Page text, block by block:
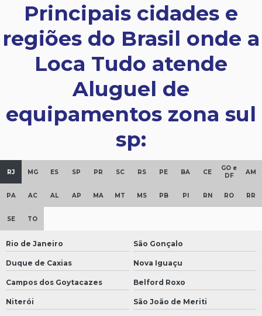
Principais cidades e
regiões do Brasil onde a
Loca Tudo atende
Aluguel de
equipamentos zona sul
sp:
RJ MG ES SP PR SC RS PE BA CE
GO e
DF
AM
PA AC AL AP MA MT MS PB PI RN RO RR
SE TO
Rio de Janeiro São Gonçalo
Duque de Caxias Nova Iguaçu
Campos dos Goytacazes Belford Roxo
Niterói São João de Meriti